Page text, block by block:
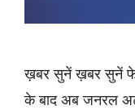
ख़बर सुनें ख़बर सुनें
के बाद अब जनरल